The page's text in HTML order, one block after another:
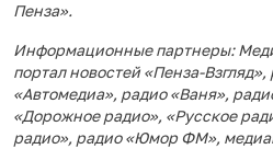
Пенза».
Информационные партнеры:
портал новостей «Пенза-
«Автомедиа», радио «Ваня»,
«Дорожное радио», «Русское
радио», радио «Юмор ФМ»,